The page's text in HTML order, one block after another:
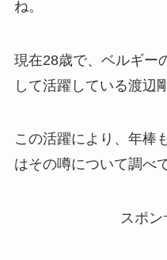
ね。
現在28歳で、ベルギー
して活躍している渡辺
この活躍により、年棒
はその噂について調べ
スポン